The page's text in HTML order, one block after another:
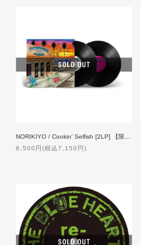
6,500円(税込7,150円)